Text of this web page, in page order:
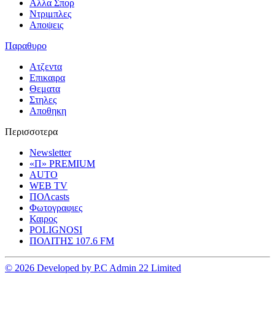
Αλλα Σπορ
Ντριμπλες
Αποψεις
Παραθυρο
Ατζεντα
Επικαιρα
Θεματα
Στηλες
Αποθηκη
Περισσοτερα
Newsletter
«Π» PREMIUM
AUTO
WEB TV
ΠΟΛcasts
Φωτογραφιες
Καιρος
POLIGNOSI
ΠΟΛΙΤΗΣ 107.6 FM
© 2026 Developed by P.C Admin 22 Limited